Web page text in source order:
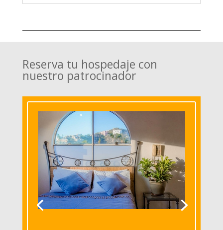
Reserva tu hospedaje con
nuestro patrocinador